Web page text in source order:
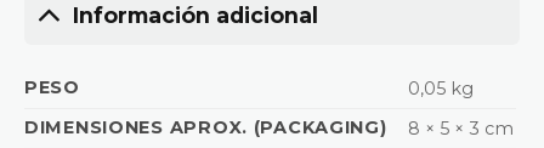
Información adicional
PESO
0,05 kg
DIMENSIONES APROX. (PACKAGING)
8 × 5 × 3 cm